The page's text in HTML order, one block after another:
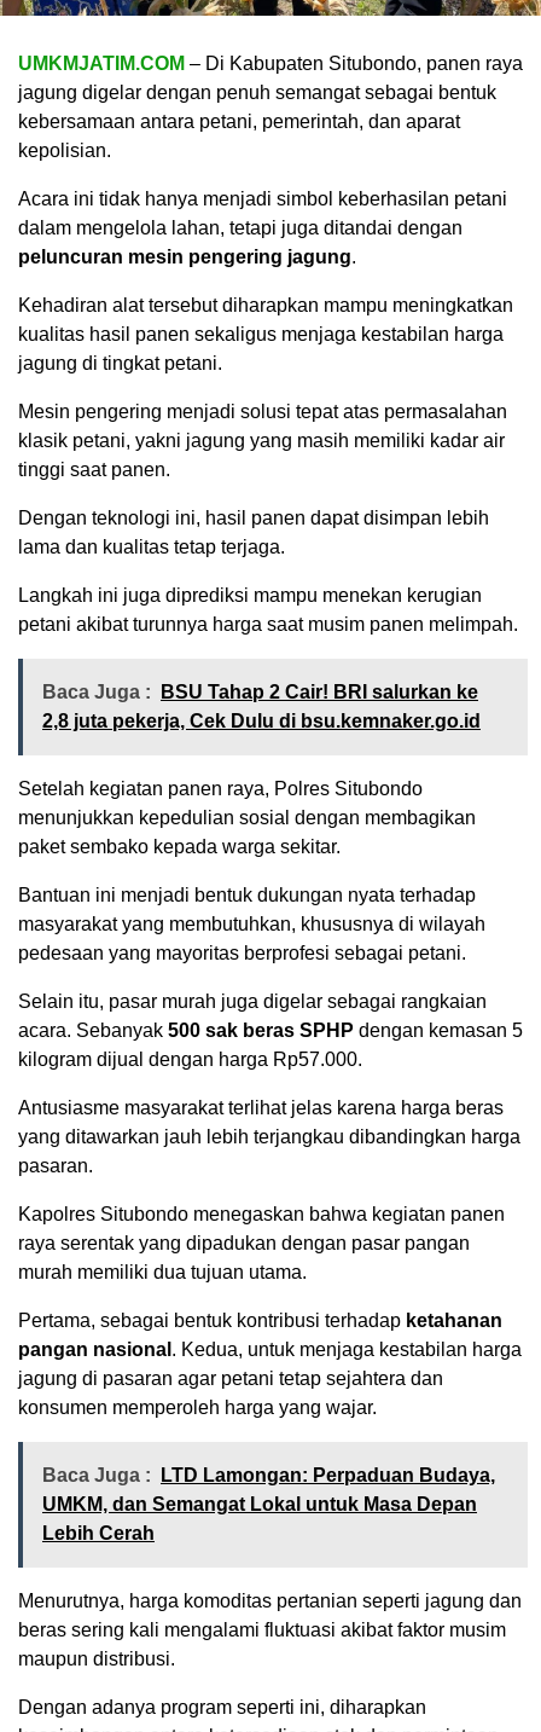
UMKMJATIM.COM – Di Kabupaten Situbondo, panen raya
jagung digelar dengan penuh semangat sebagai bentuk
kebersamaan antara petani, pemerintah, dan aparat
kepolisian.
Acara ini tidak hanya menjadi simbol keberhasilan petani
dalam mengelola lahan, tetapi juga ditandai dengan
peluncuran mesin pengering jagung.
Kehadiran alat tersebut diharapkan mampu meningkatkan
kualitas hasil panen sekaligus menjaga kestabilan harga
jagung di tingkat petani.
Mesin pengering menjadi solusi tepat atas permasalahan
klasik petani, yakni jagung yang masih memiliki kadar air
tinggi saat panen.
Dengan teknologi ini, hasil panen dapat disimpan lebih
lama dan kualitas tetap terjaga.
Langkah ini juga diprediksi mampu menekan kerugian
petani akibat turunnya harga saat musim panen melimpah.
Baca Juga :
BSU Tahap 2 Cair! BRI salurkan ke
2,8 juta pekerja, Cek Dulu di bsu.kemnaker.go.id
Setelah kegiatan panen raya, Polres Situbondo
menunjukkan kepedulian sosial dengan membagikan
paket sembako kepada warga sekitar.
Bantuan ini menjadi bentuk dukungan nyata terhadap
masyarakat yang membutuhkan, khususnya di wilayah
pedesaan yang mayoritas berprofesi sebagai petani.
Selain itu, pasar murah juga digelar sebagai rangkaian
acara. Sebanyak 500 sak beras SPHP dengan kemasan 5
kilogram dijual dengan harga Rp57.000.
Antusiasme masyarakat terlihat jelas karena harga beras
yang ditawarkan jauh lebih terjangkau dibandingkan harga
pasaran.
Kapolres Situbondo menegaskan bahwa kegiatan panen
raya serentak yang dipadukan dengan pasar pangan
murah memiliki dua tujuan utama.
Pertama, sebagai bentuk kontribusi terhadap ketahanan
pangan nasional . Kedua, untuk menjaga kestabilan harga
jagung di pasaran agar petani tetap sejahtera dan
konsumen memperoleh harga yang wajar.
Baca Juga :
LTD Lamongan: Perpaduan Budaya,
UMKM, dan Semangat Lokal untuk Masa Depan
Lebih Cerah
Menurutnya, harga komoditas pertanian seperti jagung dan
beras sering kali mengalami fluktuasi akibat faktor musim
maupun distribusi.
Dengan adanya program seperti ini, diharapkan